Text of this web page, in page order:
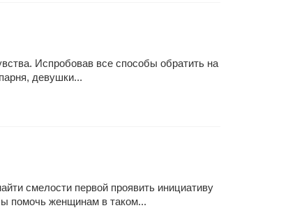
Испробовав все способы обратить на
девушки...
смелости первой проявить инициативу
помочь женщинам в таком...